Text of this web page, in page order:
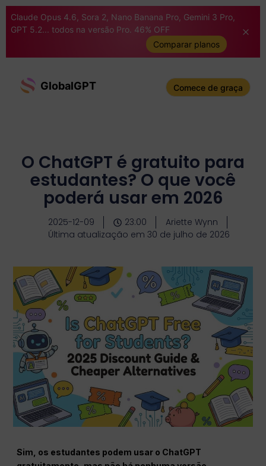
Claude Opus 4.6, Sora 2, Nano Banana Pro, Gemini 3 Pro,
GPT 5.2... todos na versão Pro. 46% OFF
Comparar planos
GlobalGPT Comece de graça
O ChatGPT é gratuito para
estudantes? O que você
poderá usar em 2026
2025-12-09 23:00
Ariette Wynn
Última atualização em 30 de julho de 2026
Sim, os estudantes podem usar o ChatGPT